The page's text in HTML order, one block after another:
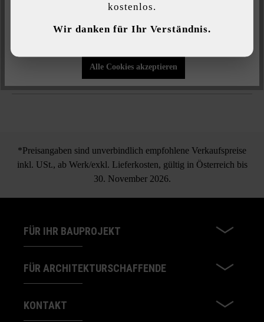
Pflege- & Reinigungsmittel
Produkthinweise
*Preisangaben sind unverbindlich empfohlene Verkaufspreise
inkl. USt., ab Werk/exkl. Lieferkosten, gültig in Österreich bis
30. November 2026.
FÜR IHR BAUPROJEKT
FÜR ARCHITEKTURSCHAFFENDE
KONTAKT
Individuelle Einstellungen
Alle Cookies akzeptieren
kostenlos.
Wir danken für Ihr Verständnis.